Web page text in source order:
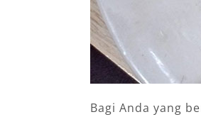
Bagi Anda yang